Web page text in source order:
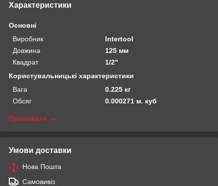
Характеристики
Основні
Виробник
Intertool
Довжина
125 мм
Квадрат
1/2"
Користувальницькі характеристики
Вага
0.225 кг
Обсяг
0.000271 м. куб
Приховати
Умови доставки
Нова Пошта
Самовивіз